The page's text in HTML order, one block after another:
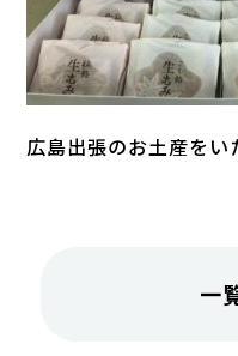
広島出張のお土産を
一